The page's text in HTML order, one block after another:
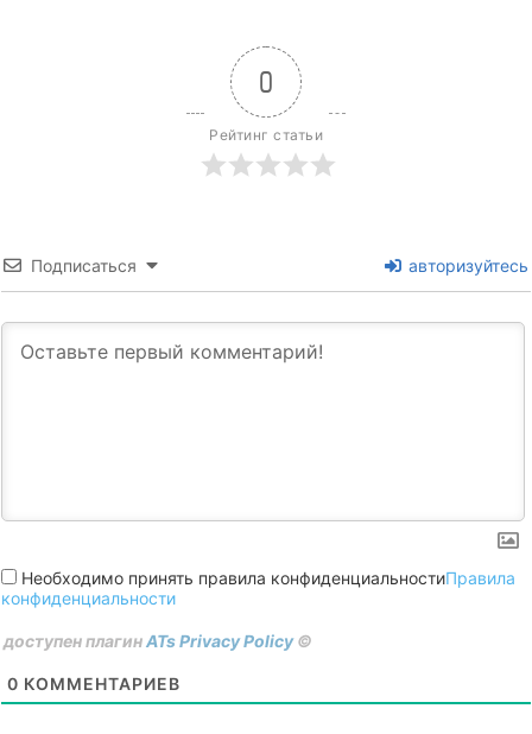
0
Рейтинг статьи
Подписаться авторизуйтесь
Необходимо принять правила конфиденциальностиПравила
конфиденциальности
доступен плагинATs Privacy Policy©
0 КОММЕНТАРИЕВ